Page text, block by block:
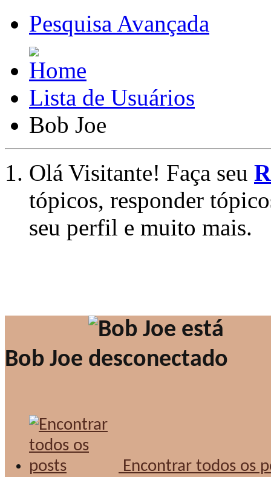
Pesquisa Avançada
Lista de Usuários
Bob Joe
Olá Visitante! Faça seu
tópicos, responder
seu perfil e muito mais.
Bob Joe
Encontrar todos os